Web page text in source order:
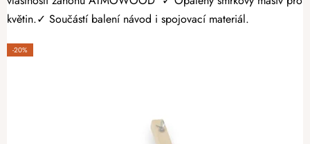
květin.✓ Součástí balení návod i spojovací materiál.
-20%